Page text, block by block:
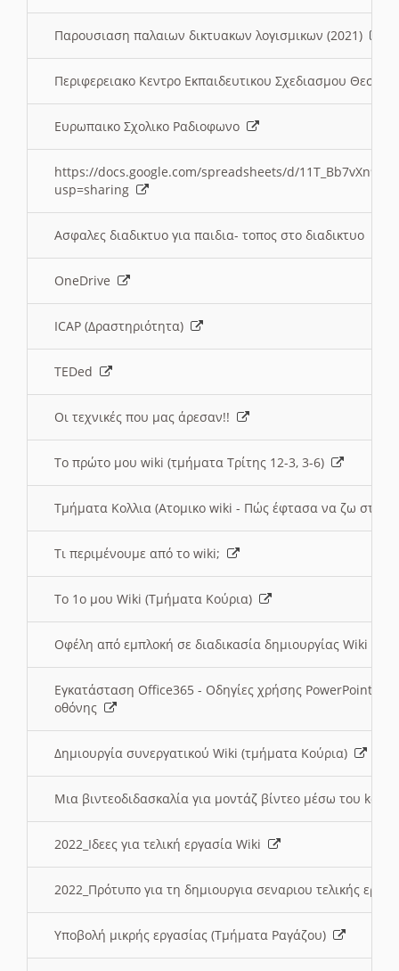
Παρουσιαση παλαιων δικτυακων λογισμικων (2021)
Περιφερειακο Κεντρο Εκπαιδευτικου Σχεδιασμου
Ευρωπαικο Σχολικο Ραδιοφωνο
https://docs.google.com/spreadsheets/d/
usp=sharing
Ασφαλες διαδικτυο για παιδια- τοπος στο διαδικτυο
OneDrive
ICAP (Δραστηριότητα)
TEDed
Οι τεχνικές που μας άρεσαν!!
Το πρώτο μου wiki (τμήματα Τρίτης 12-3, 3-6)
Τμήματα Κολλια (Ατομικο wiki - Πώς έφτασα να ζω στην
Τι περιμένουμε από το wiki;
Το 1ο μου Wiki (Τμήματα Κούρια)
Οφέλη από εμπλοκή σε διαδικασία δημιουργίας Wiki
Εγκατάσταση Office365 - Οδηγίες χρήσης PowerPoint
οθόνης
Δημιουργία συνεργατικού Wiki (τμήματα Κούρια)
Μια βιντεοδιδασκαλία για μοντάζ βίντεο μέσω του
2022_Ιδεες για τελική εργασία Wiki
2022_Πρότυπο για τη δημιουργια σεναριου τελικής
Υποβολή μικρής εργασίας (Τμήματα Ραγάζου)